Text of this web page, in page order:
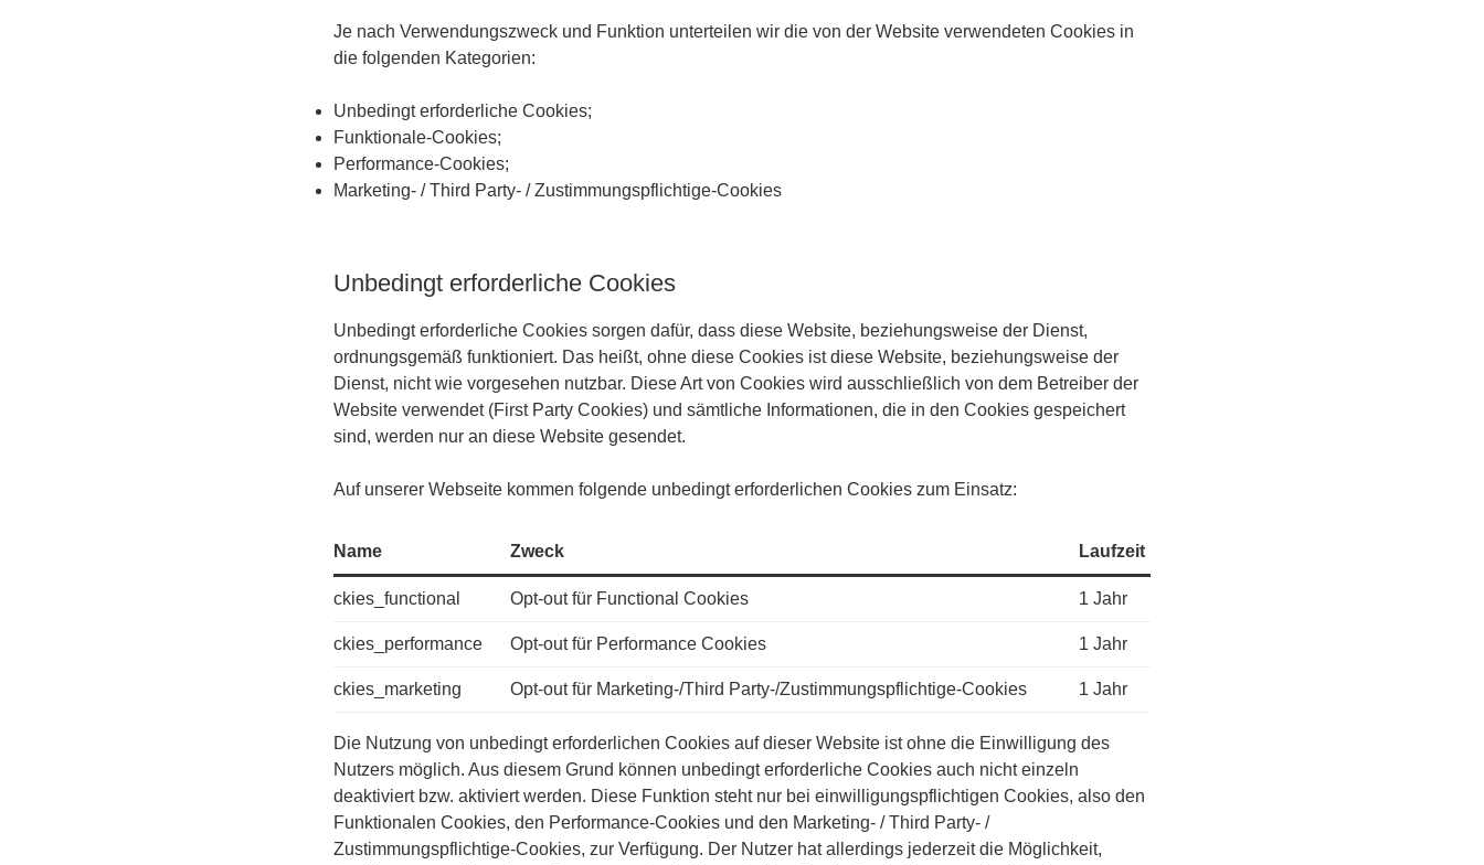
Je nach Verwendungszweck und Funktion unterteilen wir die von der Website verwendeten Cookies in
die folgenden Kategorien:
Unbedingt erforderliche Cookies;
Funktionale-Cookies;
Performance-Cookies;
Marketing- / Third Party- / Zustimmungspflichtige-Cookies
Unbedingt erforderliche Cookies
Unbedingt erforderliche Cookies sorgen dafür, dass diese Website, beziehungsweise der Dienst,
ordnungsgemäß funktioniert. Das heißt, ohne diese Cookies ist diese Website, beziehungsweise der
Dienst, nicht wie vorgesehen nutzbar. Diese Art von Cookies wird ausschließlich von dem Betreiber der
Website verwendet (First Party Cookies) und sämtliche Informationen, die in den Cookies gespeichert
sind, werden nur an diese Website gesendet.
Auf unserer Webseite kommen folgende unbedingt erforderlichen Cookies zum Einsatz:
Name Zweck Laufzeit
ckies_functional Opt-out für Functional Cookies 1 Jahr
ckies_performance Opt-out für Performance Cookies 1 Jahr
ckies_marketing Opt-out für Marketing-/Third Party-/Zustimmungspflichtige-Cookies 1 Jahr
Die Nutzung von unbedingt erforderlichen Cookies auf dieser Website ist ohne die Einwilligung des
Nutzers möglich. Aus diesem Grund können unbedingt erforderliche Cookies auch nicht einzeln
deaktiviert bzw. aktiviert werden. Diese Funktion steht nur bei einwilligungspflichtigen Cookies, also den
Funktionalen Cookies, den Performance-Cookies und den Marketing- / Third Party- /
Zustimmungspflichtige-Cookies, zur Verfügung. Der Nutzer hat allerdings jederzeit die Möglichkeit,